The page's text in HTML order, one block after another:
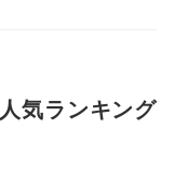
気ランキング